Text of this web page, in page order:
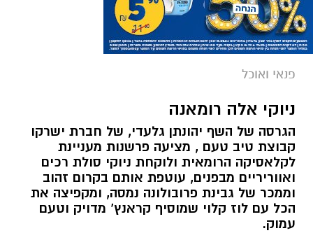
פנאי ואוכל
ניוקי אלה רומאנה
הגרסה של השף יהונתן גלעדי, של חברת ישרקו
קבוצת טיב טעם , מציעה פרשנות מעניינת
לקלאסיקה הרומאית ולוקחת ניוקי סולת רכים
ואווריריים מבפנים, עוטפת אותם בקרום זהוב
וממכר של גבינת פרובולונה נמסה, ומקפיצה את
הכל עם לוז קלוי שמוסיף קראנץ’ מדויק וטעם
עמוק.